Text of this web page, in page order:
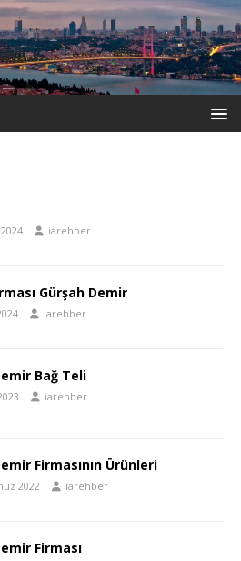
iarehber
Gürşah Demir
iarehber
Bağ Teli
iarehber
Firmasının Ürünleri
2022 iarehber
Firması